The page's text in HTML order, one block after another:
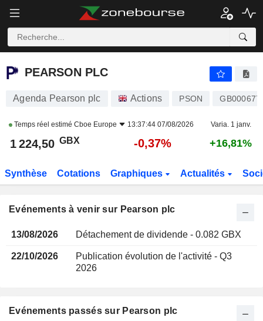
PEARSON PLC
PEARSON PLC
Agenda Pearson plc Actions PSON
Temps réel estimé Cboe Europe 13:37:44 07/08/2026 Varia. 1 janv.
1 224,50 GBX -0,37% +16,81%
Synthèse Cotations Graphiques Actualités
Evénements à venir sur Pearson plc
13/08/2026 Détachement de dividende - 0.082 GBX
22/10/2026
Publication évolution de l'activité - Q3
2026
Evénements passés sur Pearson plc